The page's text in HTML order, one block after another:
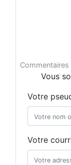
Commentaires
Vous
Votre
Votre